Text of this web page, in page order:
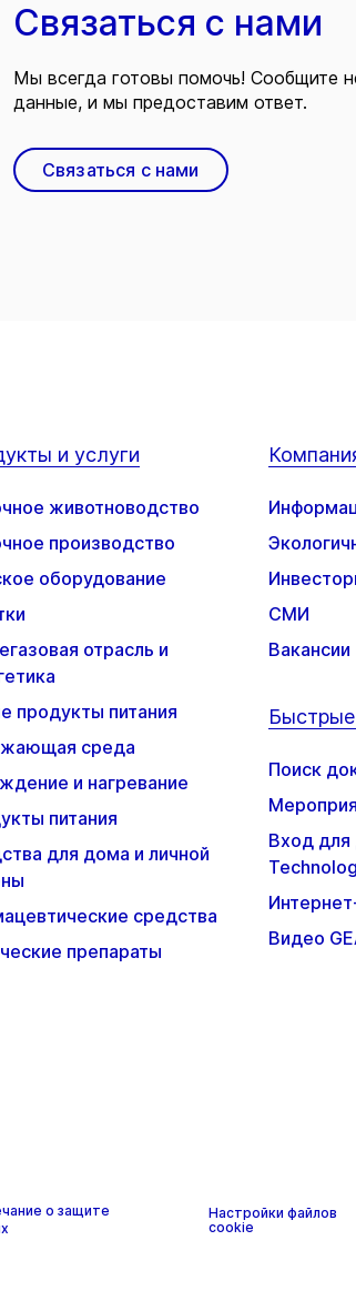
Связаться с нами
Мы всегда готовы помочь! Сообщите
данные, и мы предоставим ответ.
Связаться с нами
и услуги
животноводство
производство
оборудование
отрасль и
продукты питания
среда
и нагревание
питания
для дома и личной
средства
препараты
СМИ
Вакансии
Поиск
Вход для
Видео
о защите
Настройки файлов
cookie